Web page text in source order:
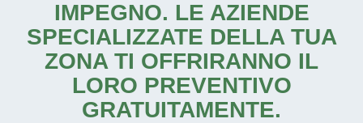
IMPEGNO. LE AZIENDE
SPECIALIZZATE DELLA TUA
ZONA TI OFFRIRANNO IL
LORO PREVENTIVO
GRATUITAMENTE.